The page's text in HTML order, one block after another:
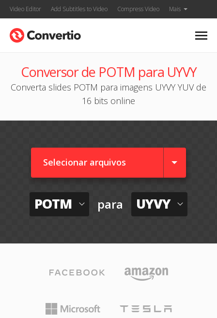
Video Editor Add Subtitles to Video Compress Video Mais
Conversor de POTM para UYVY
Converta slides POTM para imagens UYVY YUV de
16 bits online
Selecionar arquivos
POTM para UYVY